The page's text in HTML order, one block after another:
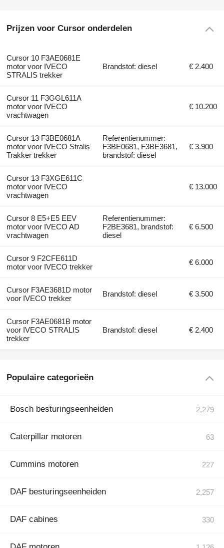
Prijzen voor Cursor onderdelen
Cursor 10 F3AE0681E
motor voor IVECO
STRALIS trekker
Brandstof: diesel € 2.400
Cursor 11 F3GGL611A
motor voor IVECO
vrachtwagen
€ 10.200
Cursor 13 F3BE0681A
motor voor IVECO Stralis
Trakker trekker
Referentienummer:
F3BE0681, F3BE3681,
brandstof: diesel
€ 3.900
Cursor 13 F3XGE611C
motor voor IVECO
vrachtwagen
€ 13.000
Cursor 8 E5+E5 EEV
motor voor IVECO AD
vrachtwagen
Referentienummer:
F2BE3681, brandstof:
diesel
€ 6.500
Cursor 9 F2CFE611D
motor voor IVECO trekker
€ 6.000
Cursor F3AE3681D motor
voor IVECO trekker
Brandstof: diesel € 3.500
Cursor F3AE0681B motor
voor IVECO STRALIS
trekker
Brandstof: diesel € 2.400
Populaire categorieën
Bosch besturingseenheiden
Caterpillar motoren
Cummins motoren
DAF besturingseenheiden
DAF cabines